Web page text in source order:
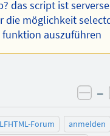
das script ist
die möglichkeit
auszuführen
–
Forum
anmelden